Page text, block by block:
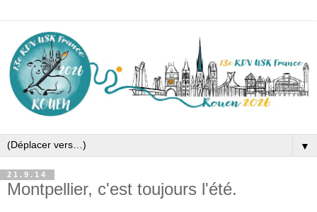
▼
21.9.14
Montpellier, c'est toujours l'été.